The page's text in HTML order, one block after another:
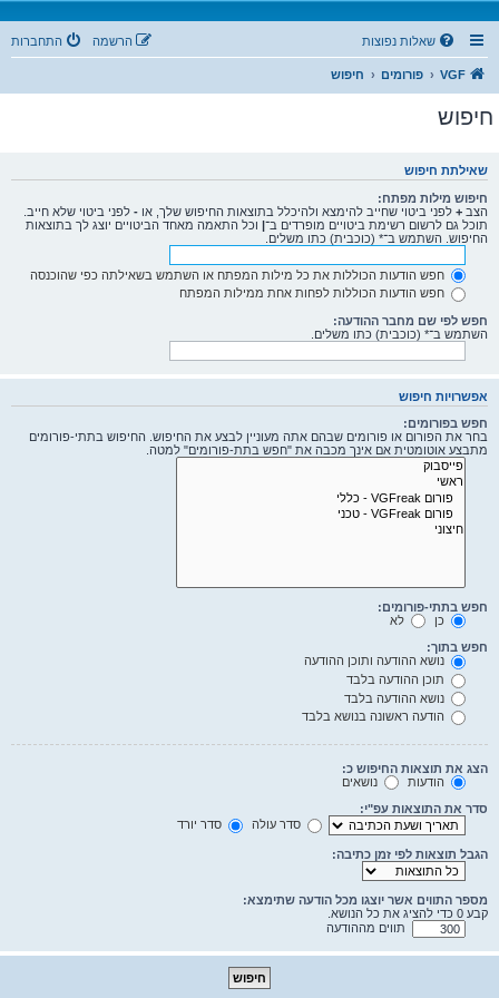
שאלות נפוצות התחברות הרשמה
VGF פורומים חיפוש
חיפוש
שאילתת חיפוש
חיפוש מילות מפתח:
הצב + לפני ביטוי שחייב להימצא ולהיכלל בתוצאות החיפוש שלך, או - לפני ביטוי שלא חייב.
תוכל גם לרשום רשימת ביטויים מופרדים ב־| וכל התאמה מאחד הביטויים יוצג לך בתוצאות
החיפוש. השתמש ב־* (כוכבית) כתו משלים.
חפש הודעות הכוללות את כל מילות המפתח או השתמש בשאילתה כפי שהוכנסה
חפש הודעות הכוללות לפחות אחת ממילות המפתח
חפש לפי שם מחבר ההודעה:
השתמש ב־* (כוכבית) כתו משלים.
אפשרויות חיפוש
חפש בפורומים:
בחר את הפורום או פורומים שבהם אתה מעוניין לבצע את החיפוש. החיפוש בתתי-פורומים
מתבצע אוטומטית אם אינך מכבה את "חפש בתת-פורומים" למטה.
חפש בתתי-פורומים:
כן
לא
חפש בתוך:
נושא ההודעה ותוכן ההודעה
תוכן ההודעה בלבד
נושא ההודעה בלבד
הודעה ראשונה בנושא בלבד
הצג את תוצאות החיפוש כ:
הודעות
נושאים
סדר את התוצאות עפ"י:
סדר עולה
סדר יורד
הגבל תוצאות לפי זמן כתיבה:
מספר התווים אשר יוצגו מכל הודעה שתימצא:
קבע 0 כדי להציג את כל הנושא.
תווים מההודעה